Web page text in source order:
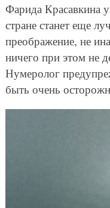
Фарида Красавкина
стране станет еще
преображение, не
ничего при этом не
Нумеролог
быть очень